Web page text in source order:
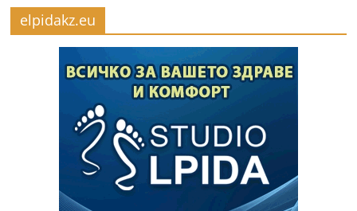
elpidakz.eu